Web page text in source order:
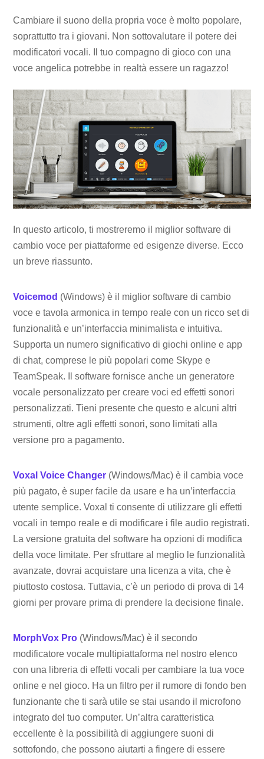
Cambiare il suono della propria voce è molto popolare,
soprattutto tra i giovani. Non sottovalutare il potere dei
modificatori vocali. Il tuo compagno di gioco con una
voce angelica potrebbe in realtà essere un ragazzo!
In questo articolo, ti mostreremo il miglior software di
cambio voce per piattaforme ed esigenze diverse. Ecco
un breve riassunto.
Voicemod (Windows) è il miglior software di cambio
voce e tavola armonica in tempo reale con un ricco set di
funzionalità e un’interfaccia minimalista e intuitiva.
Supporta un numero significativo di giochi online e app
di chat, comprese le più popolari come Skype e
TeamSpeak. Il software fornisce anche un generatore
vocale personalizzato per creare voci ed effetti sonori
personalizzati. Tieni presente che questo e alcuni altri
strumenti, oltre agli effetti sonori, sono limitati alla
versione pro a pagamento.
Voxal Voice Changer (Windows/Mac) è il cambia voce
più pagato, è super facile da usare e ha un’interfaccia
utente semplice. Voxal ti consente di utilizzare gli effetti
vocali in tempo reale e di modificare i file audio registrati.
La versione gratuita del software ha opzioni di modifica
della voce limitate. Per sfruttare al meglio le funzionalità
avanzate, dovrai acquistare una licenza a vita, che è
piuttosto costosa. Tuttavia, c’è un periodo di prova di 14
giorni per provare prima di prendere la decisione finale.
MorphVox Pro (Windows/Mac) è il secondo
modificatore vocale multipiattaforma nel nostro elenco
con una libreria di effetti vocali per cambiare la tua voce
online e nel gioco. Ha un filtro per il rumore di fondo ben
funzionante che ti sarà utile se stai usando il microfono
integrato del tuo computer. Un’altra caratteristica
eccellente è la possibilità di aggiungere suoni di
sottofondo, che possono aiutarti a fingere di essere